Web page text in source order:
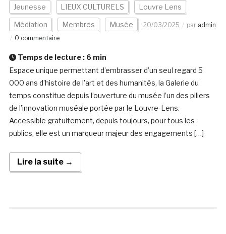
Jeunesse LIEUX CULTURELS Louvre Lens
Médiation Membres Musée 20/03/2025 par admin
0 commentaire
Temps de lecture : 6 min
Espace unique permettant d’embrasser d’un seul regard 5
000 ans d’histoire de l’art et des humanités, la Galerie du
temps constitue depuis l’ouverture du musée l’un des piliers
de l’innovation muséale portée par le Louvre-Lens.
Accessible gratuitement, depuis toujours, pour tous les
publics, elle est un marqueur majeur des engagements […]
Lire la suite →